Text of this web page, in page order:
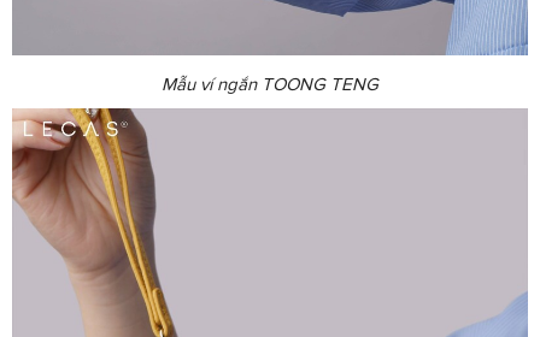
Mẫu ví ngắn TOONG TENG